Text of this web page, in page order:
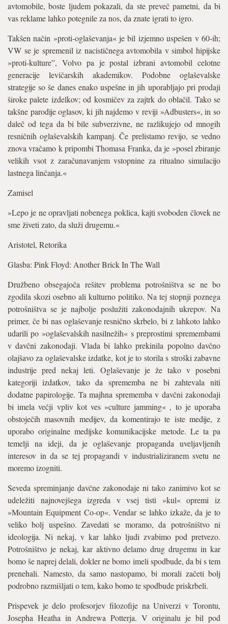
avtomobile, boste ljudem pokazali, da ste preveč pametni, da bi
vas reklame lahko potegnile za nos, da znate igrati to igro.
Takšen način »proti-oglaševanja« je bil izjemno uspešen v 60-ih;
VW se je spremenil iz nacističnega avtomobila v simbol hipijske
»proti-kulture”, Volvo pa je postal izbrani avtomobil celotne
generacije levičarskih akademikov. Podobne oglaševalske
strategije so še danes enako uspešne in jih uporabljajo pri prodaji
široke palete izdelkov; od kosmičev za zajtrk do oblačil. Tako se
takšne parodije oglasov, ki jih najdemo v reviji »Adbusters«, in so
daleč od tega da bi bile subverzivne, ne razlikujejo od mnogih
resničnih oglaševalskih kampanj. Če prelistamo revijo, se vedno
znova vračamo k pripombi Thomasa Franka, da je »posel zbiranje
velikih vsot z zaračunavanjem vstopnine za ritualno simulacijo
lastnega linčanja.«
Zamisel
»Lepo je ne opravljati nobenega poklica, kajti svoboden človek ne
sme živeti zato, da služi drugemu.«
Aristotel, Retorika
Glasba: Pink Floyd: Another Brick In The Wall
Družbeno obsegajoča rešitev problema potrošništva se ne bo
zgodila skozi osebno ali kulturno politiko. Na tej stopnji poznega
potrošništva se je najbolje poslužiti zakonodajnih ukrepov. Na
primer, če bi nas oglaševanje resnično skrbelo, bi z lahkoto lahko
udarili po »oglaševalskih nasilnežih« s preprostimi spremembami
v davčni zakonodaji. Vlada bi lahko prekinila popolno davčno
olajšavo za oglaševalske izdatke, kot je to storila s stroški zabavne
industrije pred nekaj leti. Oglaševanje je že tako v posebni
kategoriji izdatkov, tako da sprememba ne bi zahtevala niti
dodatne papirologije. Ta majhna sprememba v davčni zakonodaji
bi imela večji vpliv kot ves »culture jamming« , to je uporaba
obstoječih masovnih medijev, da komentirajo te iste medije, z
uporabo originalne medijske komunikacijske metode. Le ta pa
temelji na ideji, da je oglaševanje propaganda uveljavljenih
interesov in da se tej propagandi v industrializiranem svetu ne
moremo izogniti.
Seveda spreminjanje davčne zakonodaje ni tako zanimivo kot se
udeležiti najnovejšega izgreda v vsej tisti »kul« opremi iz
»Mountain Equipment Co-op«. Vendar se lahko izkaže, da je to
veliko bolj uspešno. Zavedati se moramo, da potrošništvo ni
ideologija. Ni nekaj, v kar lahko ljudi zvabimo pod pretvezo.
Potrošništvo je nekaj, kar aktivno delamo drug drugemu in kar
bomo še naprej delali, dokler ne bomo imeli spodbude, da bi s tem
prenehali. Namesto, da samo nastopamo, bi morali začeti bolj
podrobno razmišljati o tem, kako bomo te spodbude priskrbeli.
Prispevek je delo profesorjev filozofije na Univerzi v Torontu,
Josepha Heatha in Andrewa Potterja. V originalu je bil pod